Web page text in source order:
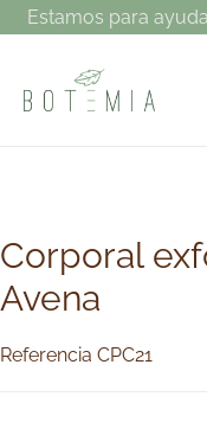
Estamos para
Corporal
Avena
Referencia CPC21